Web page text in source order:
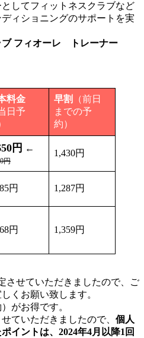
してフィットネスクラブなど
ィショニングのサポートを実
ブ フィオーレ トレーナー
料金
日予
早割
（前日
までの予
約）
円 ←
円
1,430円
円 1,287円
円 1,359円
させていただきましたので、ご
くお願い致します。
がお得です。
ていただきましたので、 個人
イントは、2024年4月以降1回